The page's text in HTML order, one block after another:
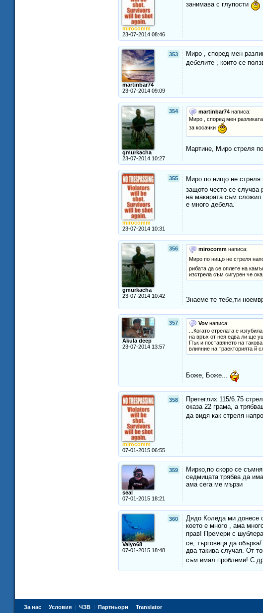
mirocomm
23-07-2014 08:46
занимава с глупости
353
martinbar74
23-07-2014 09:09
Миро , според мен
дебелите , които се
354
gmurkacha
23-07-2014 10:27
martinbar74 написа:
Миро , според мен
за косачки
Мартине, Миро стреля
355
mirocomm
23-07-2014 10:31
Миро по нищо не стреля
защото често се случва
на макарата съм сложил
е много дебела.
356
gmurkacha
23-07-2014 10:42
mirocomm написа:
Миро по нищо не стреля
рибата да се оплете на
изстрела съм сигурен че
Знаеме те тебе,ти
357
Akula deep
23-07-2014 13:57
Vov написа:
...Когато стрелата е
на връх от нея едва ли ще
Пък и поставянето на
влияние на траекторията й
Боже, Боже...
358
mirocomm
07-01-2015 06:55
Претеглих 115/6.75
оказа 22 грама, а
да видя как стреля
359
seal
07-01-2015 18:21
Мирко,по скоро се
седмицата трябва да
ама сега ме мързи
360
Valyo68
07-01-2015 18:48
Дядо Коледа ми донесе
което е много , ама
прав! Премери с
се, търговеца да
два такива случая. От
съм имал проблеми! С
За нас | Условия | ЧЗВ | Партньори | Translator